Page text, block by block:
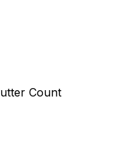
Count